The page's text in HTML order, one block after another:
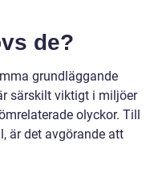
de?
grundläggande
särskilt viktigt i miljöer
olyckor. Till
är det avgörande att